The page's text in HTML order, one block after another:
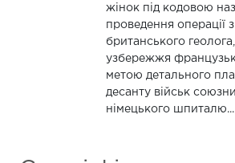
жінок під кодовою
проведення операції
британського
узбережжя
метою детального
десанту військ
німецького шпиталю...